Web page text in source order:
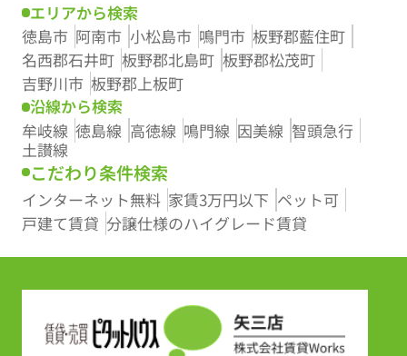
エリアから検索
徳島市 阿南市 小松島市 鳴門市 板野郡藍住町
名西郡石井町 板野郡北島町 板野郡松茂町
吉野川市 板野郡上板町
沿線から検索
牟岐線 徳島線 高徳線 鳴門線 因美線 智頭急行
土讃線
こだわり条件検索
インターネット無料 家賃3万円以下 ペット可
戸建て賃貸 分譲仕様のハイグレード賃貸